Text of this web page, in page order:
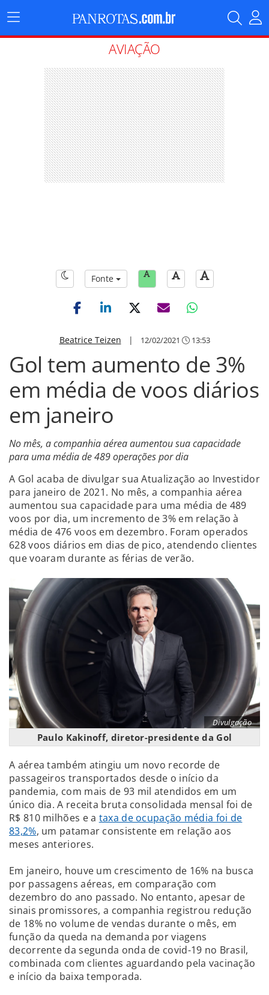
Menu
Principal
AVIAÇÃO
Fonte
Beatrice Teizen | 12/02/2021 13:53
Gol tem aumento de 3%
em média de voos diários
em janeiro
No mês, a companhia aérea aumentou sua capacidade
para uma média de 489 operações por dia
A Gol acaba de divulgar sua Atualização ao Investidor
para janeiro de 2021. No mês, a companhia aérea
aumentou sua capacidade para uma média de 489
voos por dia, um incremento de 3% em relação à
média de 476 voos em dezembro. Foram operados
628 voos diários em dias de pico, atendendo clientes
que voaram durante as férias de verão.
Divulgação
Paulo Kakinoff, diretor-presidente da Gol
A aérea também atingiu um novo recorde de
passageiros transportados desde o início da
pandemia, com mais de 93 mil atendidos em um
único dia. A receita bruta consolidada mensal foi de
R$ 810 milhões e a taxa de ocupação média foi de
83,2%, um patamar consistente em relação aos
meses anteriores.
Em janeiro, houve um crescimento de 16% na busca
por passagens aéreas, em comparação com
dezembro do ano passado. No entanto, apesar de
sinais promissores, a companhia registrou redução
de 18% no volume de vendas durante o mês, em
função da queda na demanda por viagens
decorrente da segunda onda de covid-19 no Brasil,
combinada com clientes aguardando pela vacinação
e início da baixa temporada.